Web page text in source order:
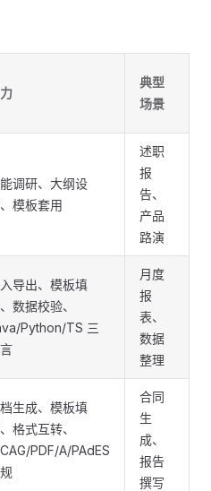
典型
场景
调研、大纲设
模板套用
述职
报
告、
产品
路演
导出、模板填
数据校验、
Python/TS 三
月度
报
表、
数据
整理
生成、模板填
格式互转、
PDF/A/PAdES
合同
生
成、
报告
撰写